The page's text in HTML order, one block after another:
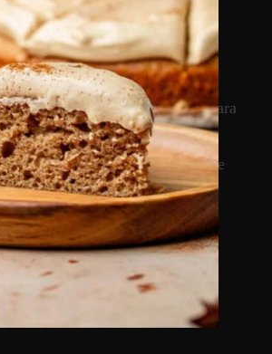
deliciosas de confeitaria,
e dicas de faça e venda para
por doces em um negócio
inspiração para suas criações e
fáceis e práticas